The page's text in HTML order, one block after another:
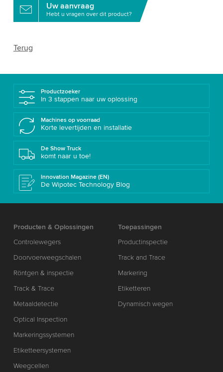
Uw aanvraag
Hebt u vragen over dit product?
Terug
Productzoeker
In 3 stappen naar uw oplossing
Machines op voorraad
Korte levertijden en installatie
De Show Truck
komt naar u toe!
Innovation Magazine (EN)
De Wipotec Technology Blog
Producten & Oplossingen
Controlewegers
Doorvoerweegschalen
Röntgen & inspectie
Track & Trace
Metaaldetectie
Optical Inspection
Markeringssystemen
Etiketteersystemen
Weegcellen
Toepassingen
Productinspectie
Track and Trace
Markering
Etiketteren
Dynamisch wegen